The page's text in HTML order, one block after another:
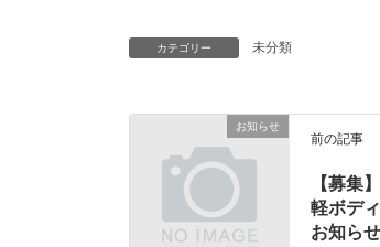
カテゴリー 未分類
お知らせ
前の記事
【募集
軽ボデ
お知らせ